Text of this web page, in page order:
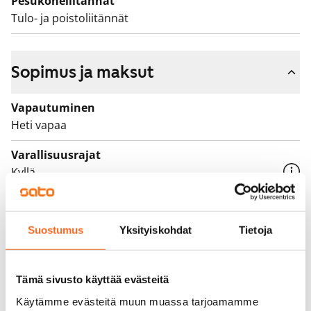
Suostumus Yksityiskohdat Tietoja
Tämä sivusto käyttää evästeitä
Käytämme evästeitä muun muassa tarjoamamme
sekä asunnon tarpeen syyhyn.
Tulo- ja poistoliitännät
Sopimus ja maksut
Vapautuminen
Heti vapaa
Varallisuusrajat
Kyllä
Vuokra
Vuokravakuus
Vuokrasopimus